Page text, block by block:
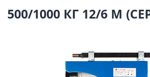
500/1000 КГ 12/6 М